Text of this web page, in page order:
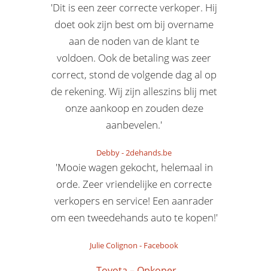
'Dit is een zeer correcte verkoper. Hij
doet ook zijn best om bij overname
aan de noden van de klant te
voldoen. Ook de betaling was zeer
correct, stond de volgende dag al op
de rekening. Wij zijn alleszins blij met
onze aankoop en zouden deze
aanbevelen.'
Debby-2dehands.be
'Mooie wagen gekocht, helemaal in
orde. Zeer vriendelijke en correcte
verkopers en service! Een aanrader
om een tweedehands auto te kopen!'
Julie Colignon - Facebook